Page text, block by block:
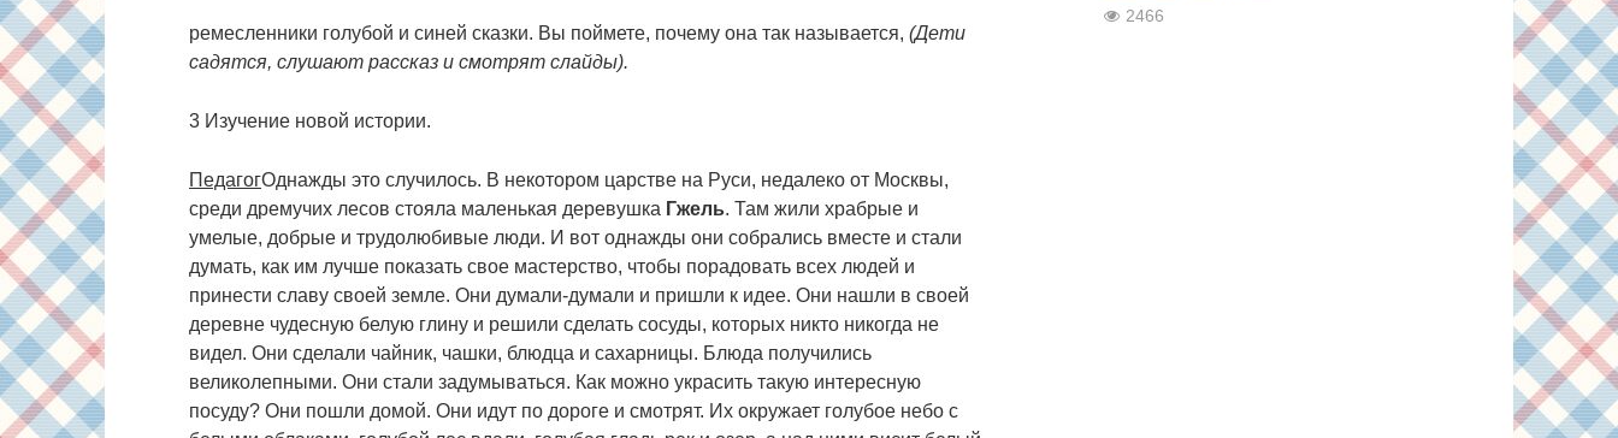
ремесленники голубой и синей сказки. Вы поймете, почему она так называется, (Дети
садятся, слушают рассказ и смотрят слайды).
3 Изучение новой истории.
ПедагогОднажды это случилось. В некотором царстве на Руси, недалеко от Москвы,
среди дремучих лесов стояла маленькая деревушка Гжель. Там жили храбрые и
умелые, добрые и трудолюбивые люди. И вот однажды они собрались вместе и стали
думать, как им лучше показать свое мастерство, чтобы порадовать всех людей и
принести славу своей земле. Они думали-думали и пришли к идее. Они нашли в своей
деревне чудесную белую глину и решили сделать сосуды, которых никто никогда не
видел. Они сделали чайник, чашки, блюдца и сахарницы. Блюда получились
великолепными. Они стали задумываться. Как можно украсить такую интересную
посуду? Они пошли домой. Они идут по дороге и смотрят. Их окружает голубое небо с
2466